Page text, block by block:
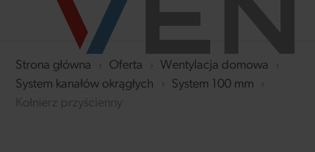
Strona główna › Oferta › Wentylacja domowa
›
System kanałów okrągłych
› System 100 mm
›
Kołnierz przyścienny